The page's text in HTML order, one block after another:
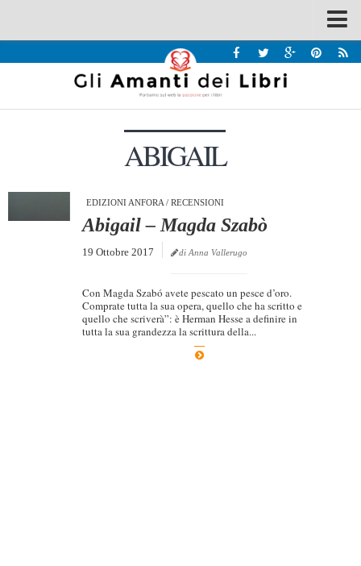
Recensioni
Interviste & Incontri
ABIGAIL
EDIZIONI ANFORA/ RECENSIONI
Abigail – Magda Szabò
19 Ottobre 2017 di Anna Vallerugo
Con Magda Szabó avete pescato un pesce d’oro.
Comprate tutta la sua opera, quello che ha scritto e
quello che scriverà”: è Herman Hesse a definire in
tutta la sua grandezza la scrittura della...